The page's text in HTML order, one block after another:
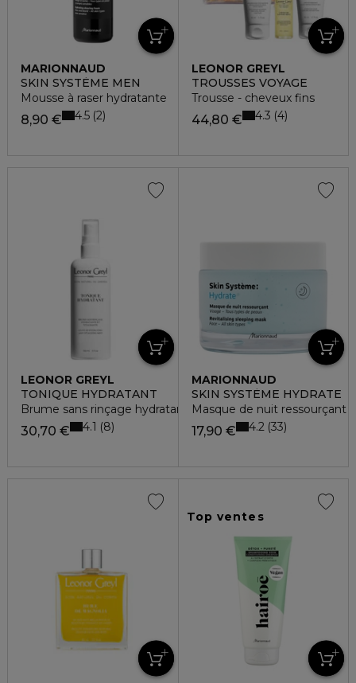
MARIONNAUD
SKIN SYSTÈME MEN
Mousse à raser hydratante
8,90 € 4.5 2
LEONOR GREYL
TROUSSES VOYAGE
Trousse - cheveux fins
44,80 € 4.3 4
LEONOR GREYL
TONIQUE HYDRATANT
Brume sans rinçage hydratante et vitalisante
30,70 € 4.1 8
MARIONNAUD
SKIN SYSTÈME HYDRATE
Masque de nuit ressourçant
17,90 € 4.2 33
Top ventes